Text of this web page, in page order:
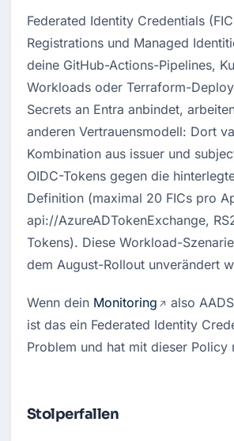
Federated Identity Credentials
Registrations und Managed
deine GitHub-Actions-Pipelines,
Workloads oder Terraform-
Secrets an Entra anbindet,
anderen Vertrauensmodell: Dort
Kombination aus issuer und
OIDC-Tokens gegen die
Definition (maximal 20 FICs pro
api://AzureADTokenExchange,
Tokens). Diese Workload-
dem August-Rollout unverändert
Wenn dein Monitoring
also
ist das ein Federated Identity
Problem und hat mit dieser Policy
Stolperfallen